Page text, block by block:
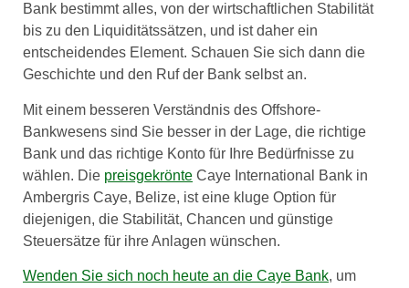
Bank bestimmt alles, von der wirtschaftlichen Stabilität
bis zu den Liquiditätssätzen, und ist daher ein
entscheidendes Element. Schauen Sie sich dann die
Geschichte und den Ruf der Bank selbst an.
Mit einem besseren Verständnis des Offshore-
Bankwesens sind Sie besser in der Lage, die richtige
Bank und das richtige Konto für Ihre Bedürfnisse zu
wählen. Die preisgekrönte Caye International Bank in
Ambergris Caye, Belize, ist eine kluge Option für
diejenigen, die Stabilität, Chancen und günstige
Steuersätze für ihre Anlagen wünschen.
Wenden Sie sich noch heute an die Caye Bank, um